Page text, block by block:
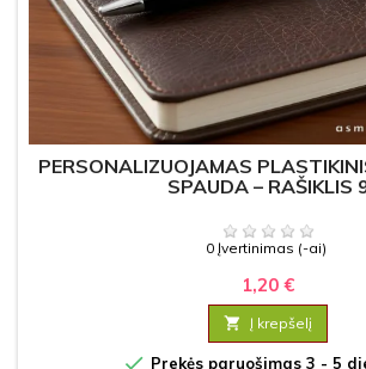
PERSONALIZUOJAMAS
SPAUDA – RAŠIKLIS
0 Įvertinimas (-ai)
1,20 €
 Į krepšelį
 Prekės paruošimas 3 - 5